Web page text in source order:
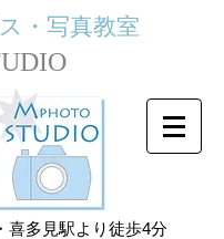
・ 写真教室
喜多見駅より徒歩4分